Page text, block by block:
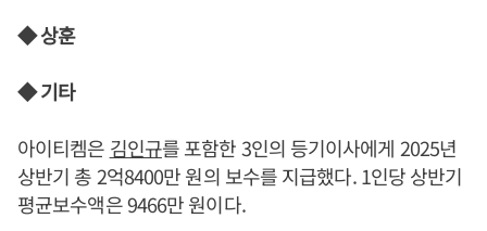
◆ 상훈
◆ 기타
아이티켐은 김인규를 포함한 3인의 등기이사에게 2025년
상반기 총 2억8400만 원의 보수를 지급했다. 1인당 상반기
평균보수액은 9466만 원이다.